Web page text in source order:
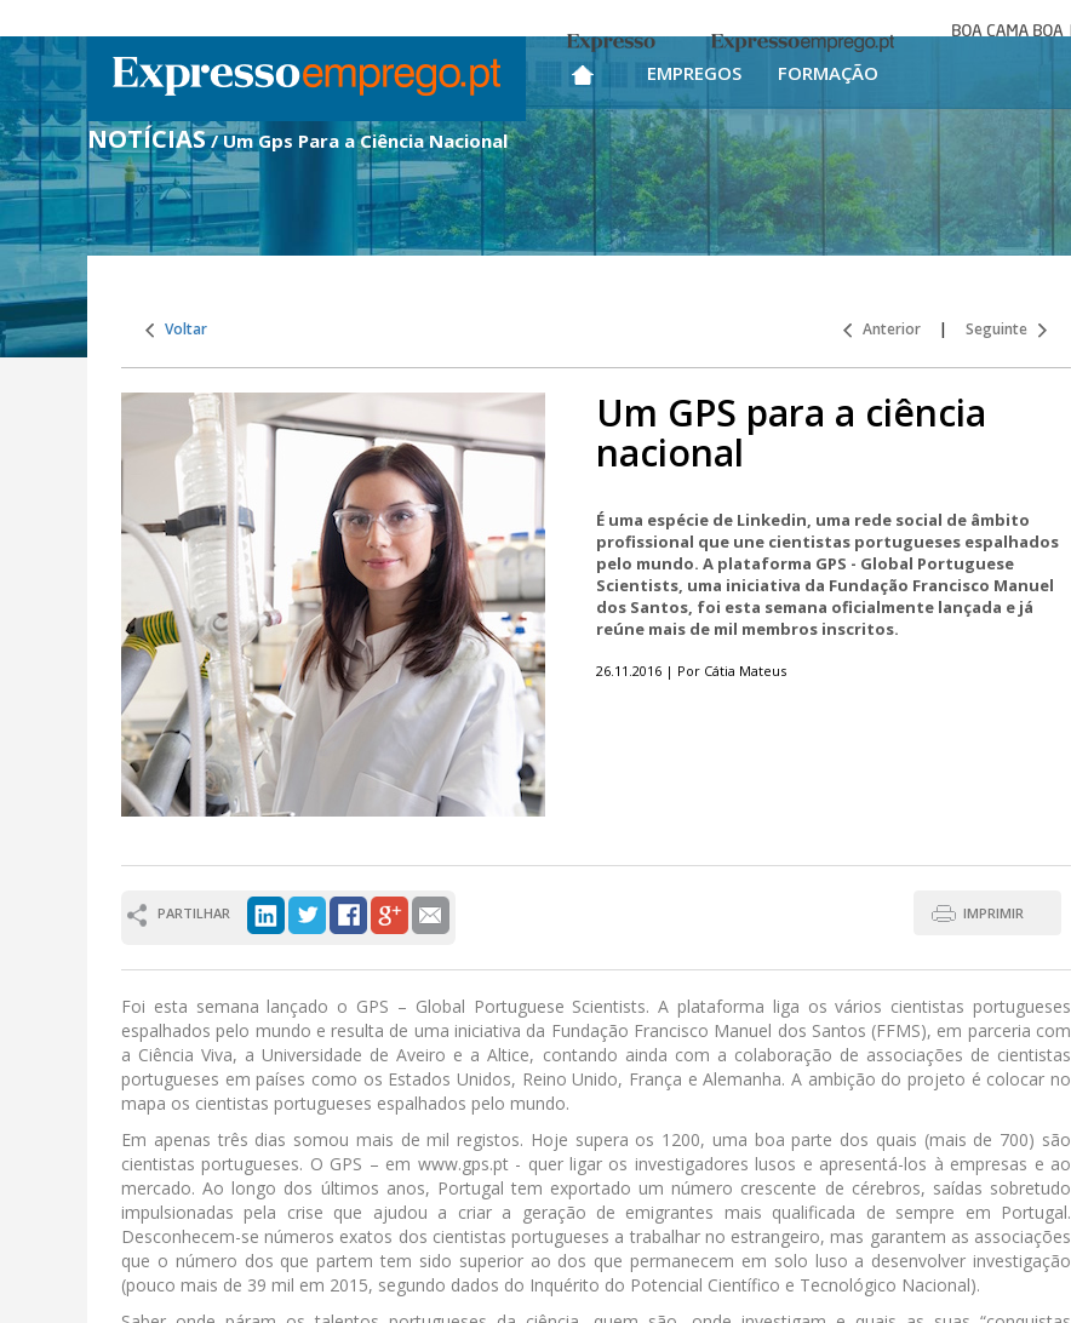
Expresso Expresso Emprego
mesa
EMPREGOS FORMAÇÃO
NOTÍCIAS / Um Gps Para a Ciência Nacional
Voltar Anterior | Seguinte
Um GPS para a ciência
nacional
É uma espécie de Linkedin, uma rede social de âmbito
profissional que une cientistas portugueses espalhados
pelo mundo. A plataforma GPS - Global Portuguese
Scientists, uma iniciativa da Fundação Francisco Manuel
dos Santos, foi esta semana oficialmente lançada e já
reúne mais de mil membros inscritos.
26.11.2016 | Por Cátia Mateus
PARTILHAR IMPRIMIR
Foi esta semana lançado o GPS – Global Portuguese Scientists. A plataforma liga os vários cientistas portugueses
espalhados pelo mundo e resulta de uma iniciativa da Fundação Francisco Manuel dos Santos (FFMS), em parceria com
a Ciência Viva, a Universidade de Aveiro e a Altice, contando ainda com a colaboração de associações de cientistas
portugueses em países como os Estados Unidos, Reino Unido, França e Alemanha. A ambição do projeto é colocar no
mapa os cientistas portugueses espalhados pelo mundo.
Em apenas três dias somou mais de mil registos. Hoje supera os 1200, uma boa parte dos quais (mais de 700) são
cientistas portugueses. O GPS – em www.gps.pt - quer ligar os investigadores lusos e apresentá-los à empresas e ao
mercado. Ao longo dos últimos anos, Portugal tem exportado um número crescente de cérebros, saídas sobretudo
impulsionadas pela crise que ajudou a criar a geração de emigrantes mais qualificada de sempre em Portugal.
Desconhecem-se números exatos dos cientistas portugueses a trabalhar no estrangeiro, mas garantem as associações
que o número dos que partem tem sido superior ao dos que permanecem em solo luso a desenvolver investigação
(pouco mais de 39 mil em 2015, segundo dados do Inquérito do Potencial Científico e Tecnológico Nacional).